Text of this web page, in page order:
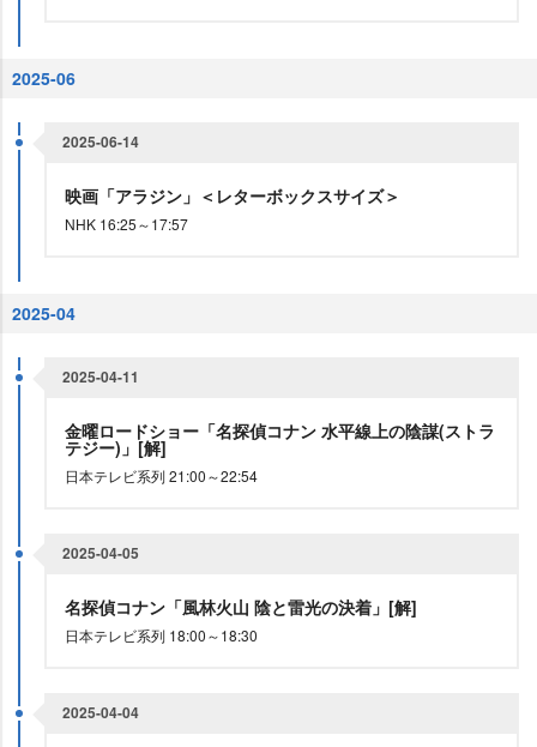
2025-06
2025-06-14
映画「アラジン」＜レターボックスサイズ＞
NHK 16:25～17:57
2025-04
2025-04-11
金曜ロードショー「名探偵コナン 水平線上の陰謀(ストラ
テジー)」[解]
日本テレビ系列 21:00～22:54
2025-04-05
名探偵コナン「風林火山 陰と雷光の決着」[解]
日本テレビ系列 18:00～18:30
2025-04-04